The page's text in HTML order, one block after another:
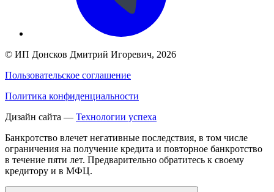
© ИП Донсков Дмитрий Игоревич, 2026
Пользовательское соглашение
Политика конфиденциальности
Дизайн сайта — Технологии успеха
Банкротство влечет негативные последствия, в том числе
ограничения на получение кредита и повторное банкротство
в течение пяти лет. Предварительно обратитесь к своему
кредитору и в МФЦ.